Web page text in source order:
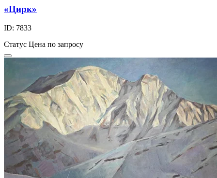
«Цирк»
ID: 7833
Статус Цена по запросу